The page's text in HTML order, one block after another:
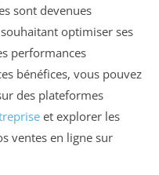
sont devenues
optimiser ses
performances
bénéfices, vous pouvez
des plateformes
et explorer les
ventes en ligne sur